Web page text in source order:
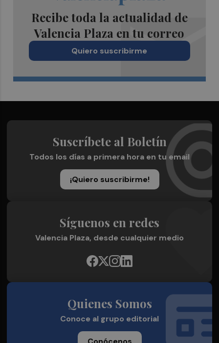
Recibe toda la actualidad de
Valencia Plaza en tu correo
Quiero suscribirme
Suscríbete al Boletín
Todos los días a primera hora en tu email
¡Quiero suscribirme!
Síguenos en redes
Valencia Plaza, desde cualquier medio
Quienes Somos
Conoce al grupo editorial